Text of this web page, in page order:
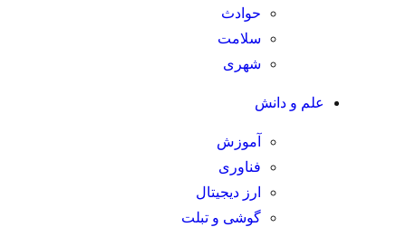
حوادث
سلامت
شهری
علم و دانش
آموزش
فناوری
ارز دیجیتال
گوشی و تبلت